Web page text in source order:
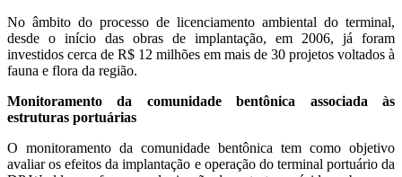
No âmbito do processo de licenciamento ambiental do terminal,
desde o início das obras de implantação, em 2006, já foram
investidos cerca de R$ 12 milhões em mais de 30 projetos voltados à
fauna e flora da região.
Monitoramento da comunidade bentônica associada às
estruturas portuárias
O monitoramento da comunidade bentônica tem como objetivo
avaliar os efeitos da implantação e operação do terminal portuário da